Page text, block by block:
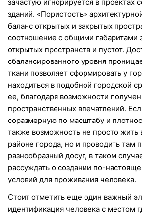
зачастую игнорируется в проектах
зданий. «Пористость»
баланс открытых и закрытых
соотношение с общими габаритами
открытых пространств и пустот.
сбалансированного уровня
ткани позволяет сформировать у
находиться в подобной городской
ее, благодаря возможности
пространственных впечатлений.
соразмерную по масштабу и
также возможность не просто жить
районе города, но и проводить там
разнообразный досуг, в таком
рассуждать о создании по-
условий для проживания человека.
Стоит отметить еще один важный
идентификация человека с местом